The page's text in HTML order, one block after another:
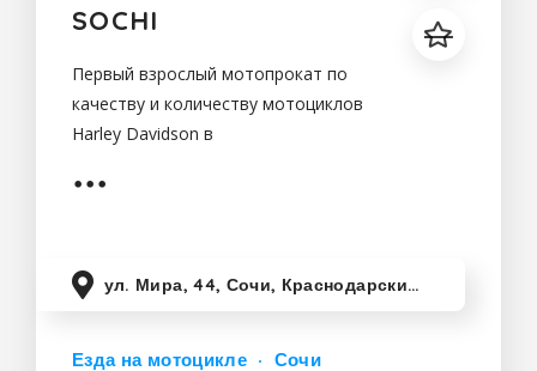
SOCHI
Первый взрослый мотопрокат по
качеству и количеству мотоциклов
Harley Davidson в
это организация перевозки Вашего
хранением,плановым
ул. Мира, 44, Сочи, Краснодарский край, Россия
Езда на мотоцикле Сочи